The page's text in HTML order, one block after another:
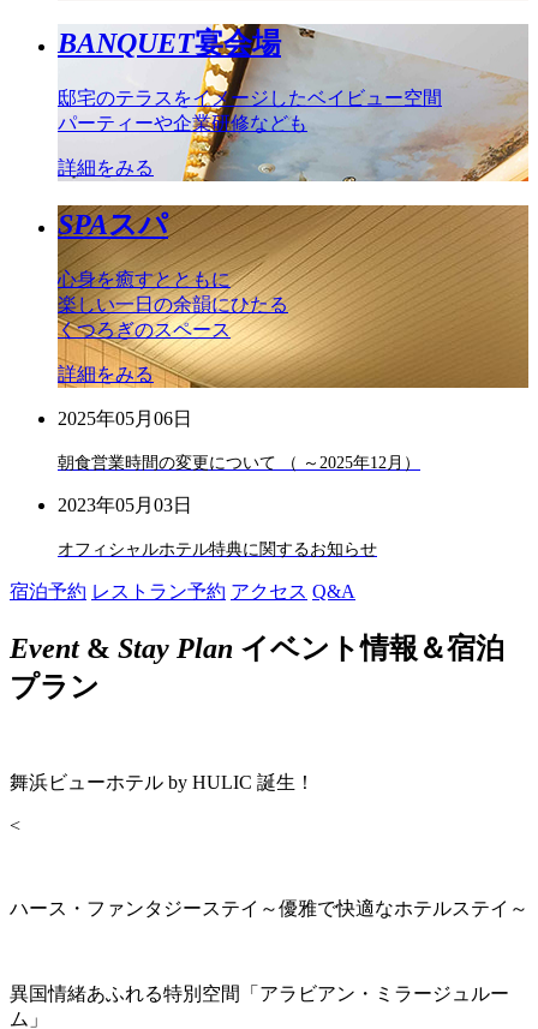
BANQUET宴会場
邸宅のテラスをイメージしたベイビュー空間
パーティーや企業研修なども
詳細をみる
SPAスパ
心身を癒すとともに
楽しい一日の余韻にひたる
くつろぎのスペース
詳細をみる
2025年05月06日
朝食営業時間の変更について （ ～2025年12月）
2023年05月03日
オフィシャルホテル特典に関するお知らせ
宿泊予約 レストラン予約 アクセス Q&A
Event& Stay Plan イベント情報＆宿泊
プラン
舞浜ビューホテル by HULIC 誕生！
<
ハース・ファンタジーステイ～優雅で快適なホテルステイ～
異国情緒あふれる特別空間「アラビアン・ミラージュルー
ム」